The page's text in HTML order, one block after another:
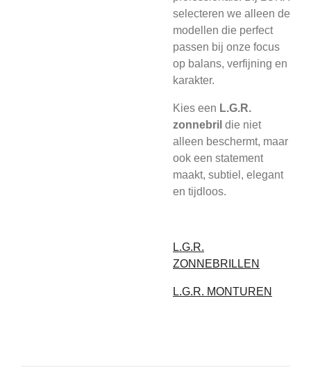
selecteren we alleen de
modellen die perfect
passen bij onze focus
op balans, verfijning en
karakter.
Kies een L.G.R.
zonnebril die niet
alleen beschermt, maar
ook een statement
maakt, subtiel, elegant
en tijdloos.
L.G.R.
ZONNEBRILLEN
L.G.R. MONTUREN